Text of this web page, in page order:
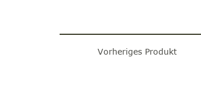
Vorheriges Produkt